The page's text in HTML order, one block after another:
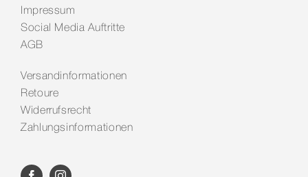
Impressum
Social Media Auftritte
AGB
Versandinformationen
Retoure
Widerrufsrecht
Zahlungsinformationen